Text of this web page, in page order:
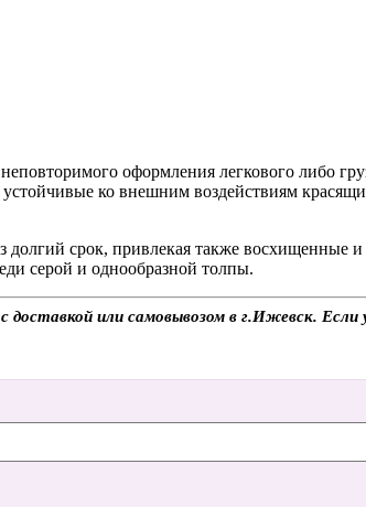
оформления легкового либо
ко внешним воздействиям
долгий срок, привлекая также
серой и однообразной толпы.
доставкой или самовывозом в г.Ижевск.